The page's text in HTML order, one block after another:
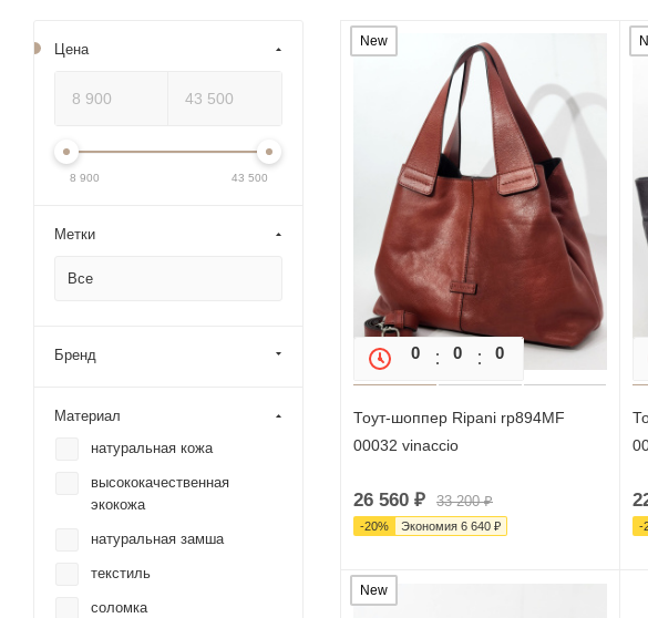
New
0 0 0 0
Тоут-шоппер Ripani rp894MF
00032 vinaccio
26 560 ₽ 33 200₽
-20% Экономия 6 640 ₽ -
New
Цена
8 900 43 500
Метки
Все
Бренд
Материал
натуральная кожа
высококачественная
экокожа
натуральная замша
текстиль
соломка